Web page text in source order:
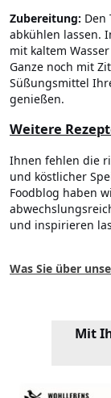
Zubereitung: Den
abkühlen lassen.
mit kaltem
Ganze noch mit
Süßungsmittel
genießen.
Weitere
Ihnen fehlen die
und köstlicher
Foodblog haben
und inspirieren
Was Sie über
Mit